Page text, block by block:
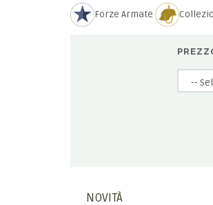
Forze Armate
NOVITÀ